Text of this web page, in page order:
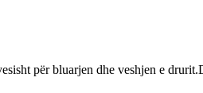
për bluarjen dhe veshjen e